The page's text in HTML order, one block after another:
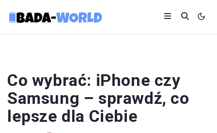
Co wybrać: iPhone czy
Samsung – sprawdź, co
lepsze dla Ciebie